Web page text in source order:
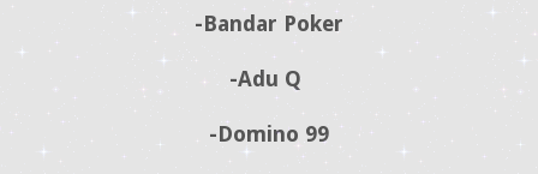
-Bandar Poker
-Adu Q
-Domino 99